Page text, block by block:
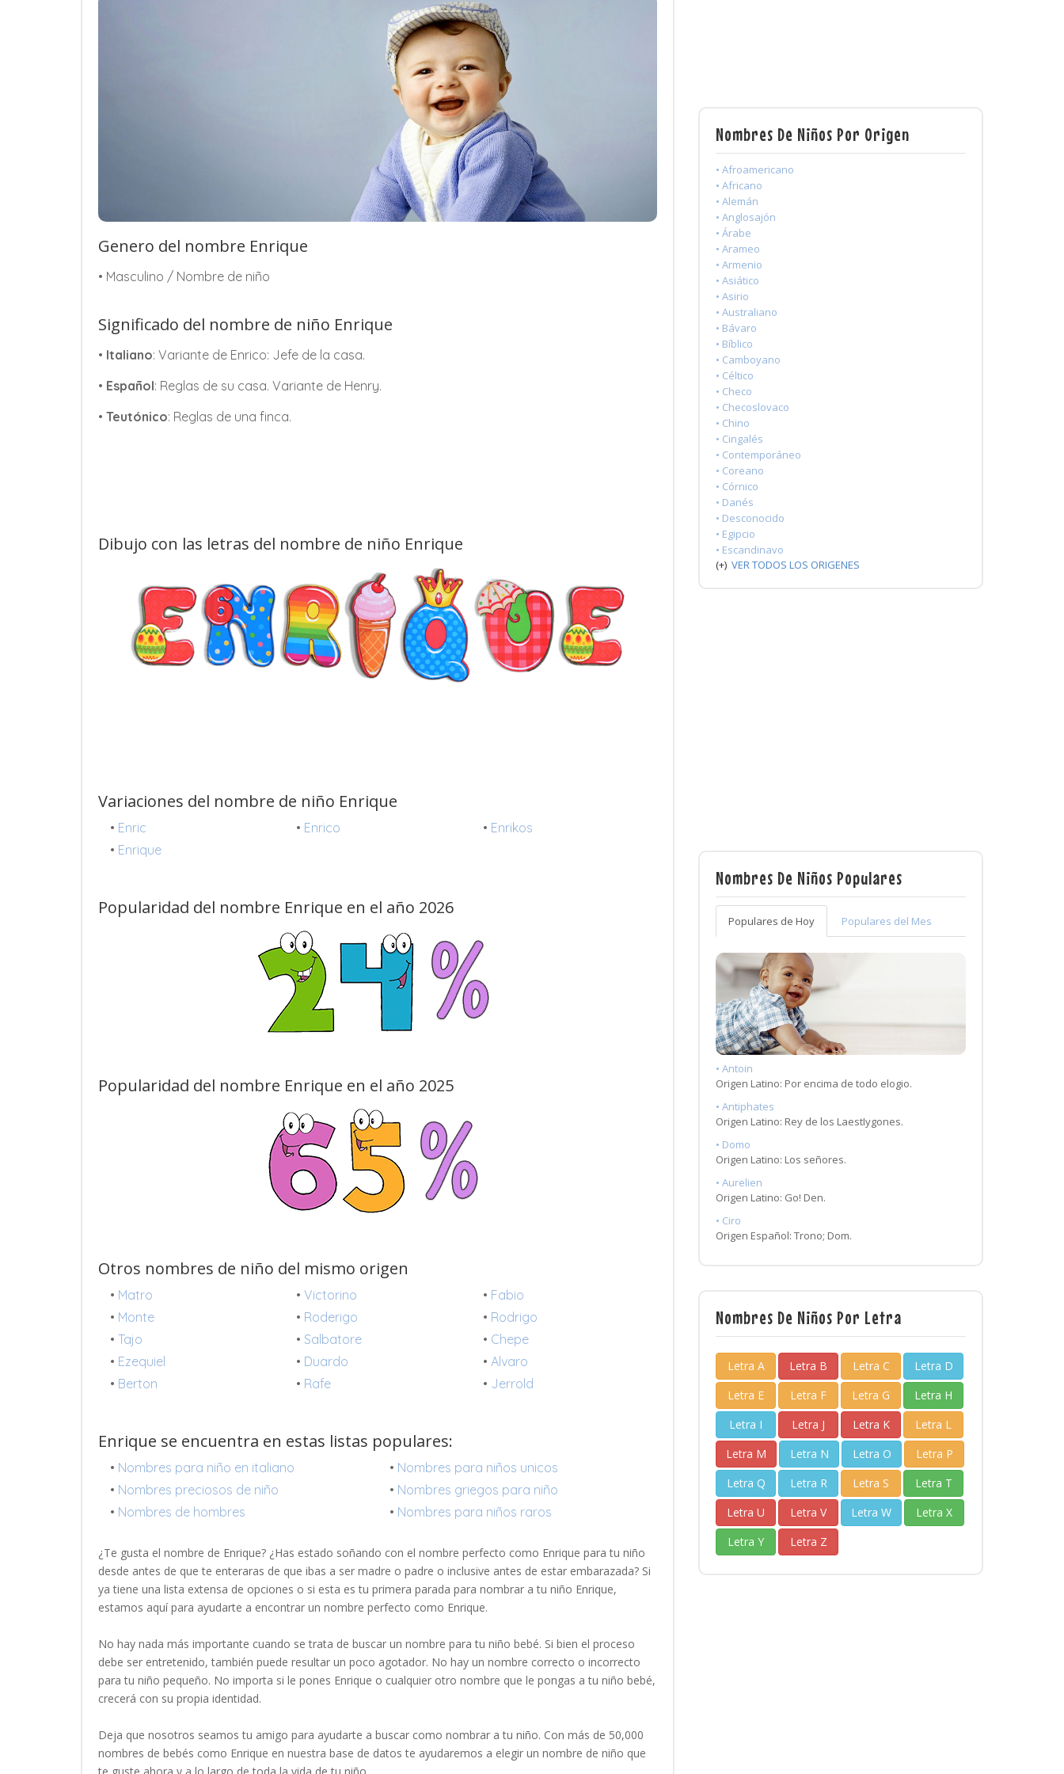
Genero del nombre Enrique
• Masculino / Nombre de niño
Significado del nombre de niño Enrique
• Italiano: Variante de Enrico: Jefe de la casa.
• Español: Reglas de su casa. Variante de Henry.
• Teutónico: Reglas de una finca.
Dibujo con las letras del nombre de niño Enrique
Variaciones del nombre de niño Enrique
• Enric • Enrico • Enrikos
• Enrique
Popularidad del nombre Enrique en el año 2026
Popularidad del nombre Enrique en el año 2025
Otros nombres de niño del mismo origen
• Matro •Victorino • Fabio
• Monte • Roderigo • Rodrigo
• Tajo •Salbatore • Chepe
• Ezequiel • Duardo • Alvaro
• Berton • Rafe • Jerrold
Enrique se encuentra en estas listas populares:
• Nombres para niño en italiano • Nombres para niños unicos
• Nombres preciosos de niño • Nombres griegos para niño
• Nombres de hombres • Nombres para niños raros
¿Te gusta el nombre de Enrique? ¿Has estado soñando con el nombre perfecto como Enrique para tu niño
desde antes de que te enteraras de que ibas a ser madre o padre o inclusive antes de estar embarazada? Si
ya tiene una lista extensa de opciones o si esta es tu primera parada para nombrar a tu niño Enrique,
estamos aquí para ayudarte a encontrar un nombre perfecto como Enrique.
No hay nada más importante cuando se trata de buscar un nombre para tu niño bebé. Si bien el proceso
debe ser entretenido, también puede resultar un poco agotador. No hay un nombre correcto o incorrecto
para tu niño pequeño. No importa si le pones Enrique o cualquier otro nombre que le pongas a tu niño bebé,
crecerá con su propia identidad.
Deja que nosotros seamos tu amigo para ayudarte a buscar como nombrar a tu niño. Con más de 50,000
nombres de bebés como Enrique en nuestra base de datos te ayudaremos a elegir un nombre de niño que
Nombres De Niños Por Origen
• Afroamericano
• Africano
• Alemán
• Anglosajón
• Árabe
• Arameo
• Armenio
• Asiático
• Asirio
• Australiano
• Bávaro
• Bíblico
• Camboyano
• Céltico
• Checo
• Checoslovaco
• Chino
• Cingalés
• Contemporáneo
• Coreano
• Córnico
• Danés
• Desconocido
• Egipcio
• Escandinavo
(+) VER TODOS LOS ORIGENES
Nombres De Niños Populares
Populares de Hoy Populares del Mes
• Antoin
Origen Latino: Por encima de todo elogio.
• Antiphates
Origen Latino: Rey de los LaestIygones.
• Domo
Origen Latino: Los señores.
• Aurelien
Origen Latino: Go! Den.
• Ciro
Origen Español: Trono; Dom.
Nombres De Niños Por Letra
Letra A Letra B Letra C
Letra D
Letra E
Letra F Letra G
Letra H
Letra I
Letra J Letra K
Letra L
Letra M
Letra N Letra O
Letra P
Letra Q
Letra R Letra S
Letra T
Letra U
Letra V Letra W
Letra X
Letra Y
Letra Z